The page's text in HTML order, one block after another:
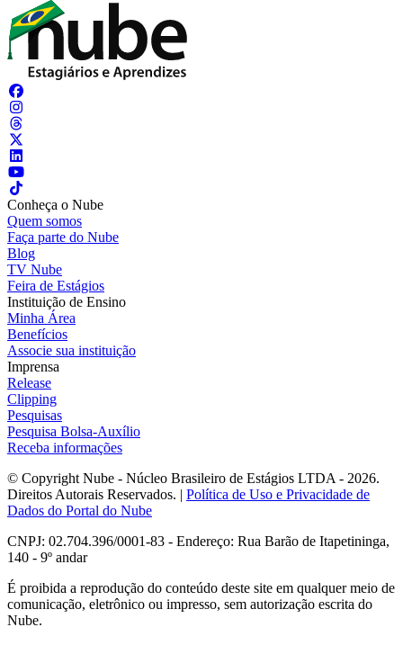
Conheça o Nube
Quem somos
Faça parte do Nube
Blog
TV Nube
Feira de Estágios
Instituição de Ensino
Minha Área
Benefícios
Associe sua instituição
Imprensa
Release
Clipping
Pesquisas
Pesquisa Bolsa-Auxílio
Receba informações
© Copyright Nube - Núcleo Brasileiro de Estágios LTDA - 2026.
Direitos Autorais Reservados. | Política de Uso e Privacidade de
Dados do Portal do Nube
CNPJ: 02.704.396/0001-83 - Endereço: Rua Barão de Itapetininga,
140 - 9º andar
É proibida a reprodução do conteúdo deste site em qualquer meio de
comunicação, eletrônico ou impresso, sem autorização escrita do
Nube.